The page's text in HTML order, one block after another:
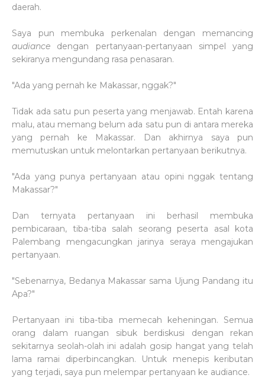
daerah.
Saya pun membuka perkenalan dengan memancing
audiance dengan pertanyaan-pertanyaan simpel yang
sekiranya mengundang rasa penasaran.
"Ada yang pernah ke Makassar, nggak?"
Tidak ada satu pun peserta yang menjawab. Entah karena
malu, atau memang belum ada satu pun di antara mereka
yang pernah ke Makassar. Dan akhirnya saya pun
memutuskan untuk melontarkan pertanyaan berikutnya.
"Ada yang punya pertanyaan atau opini nggak tentang
Makassar?"
Dan ternyata pertanyaan ini berhasil membuka
pembicaraan, tiba-tiba salah seorang peserta asal kota
Palembang mengacungkan jarinya seraya mengajukan
pertanyaan.
"Sebenarnya, Bedanya Makassar sama Ujung Pandang itu
Apa?"
Pertanyaan ini tiba-tiba memecah keheningan. Semua
orang dalam ruangan sibuk berdiskusi dengan rekan
sekitarnya seolah-olah ini adalah gosip hangat yang telah
lama ramai diperbincangkan. Untuk menepis keributan
yang terjadi, saya pun melempar pertanyaan ke audiance.